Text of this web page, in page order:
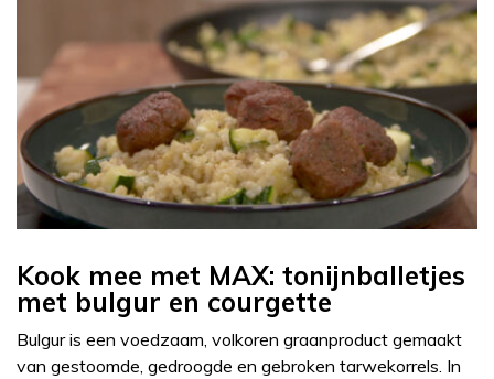
Kook mee met MAX: tonijnballetjes
met bulgur en courgette
Bulgur is een voedzaam, volkoren graanproduct gemaakt
van gestoomde, gedroogde en gebroken tarwekorrels. In